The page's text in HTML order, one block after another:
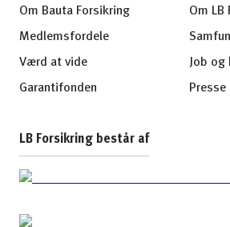
Om Bauta Forsikring
Medlemsfordele
Værd at vide
Garantifonden
Om LB
Job og
Presse
LB Forsikring består af